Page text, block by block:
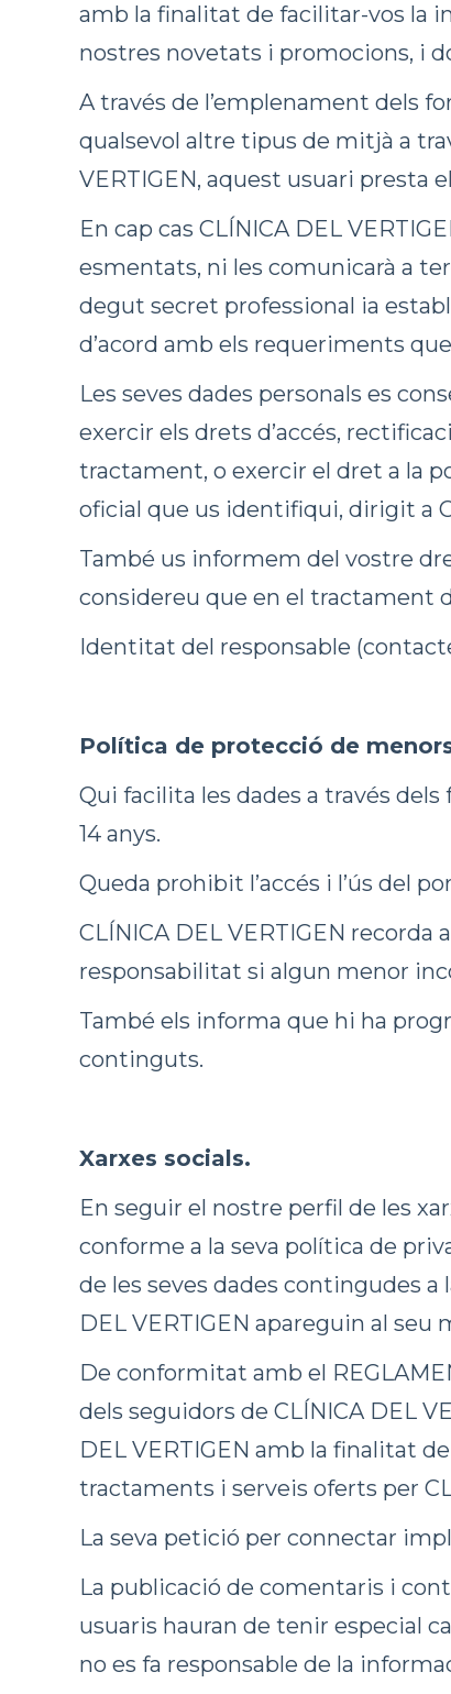
amb la finalitat de facilitar-vos la
nostres novetats i promocions, i
A través de l’emplenament dels
qualsevol altre tipus de mitjà a
VERTIGEN, aquest usuari presta
En cap cas CLÍNICA DEL
esmentats, ni les comunicarà a
degut secret professional ia
d’acord amb els requeriments
Les seves dades personals es
exercir els drets d’accés,
tractament, o exercir el dret a la
oficial que us identifiqui, dirigit a
També us informem del vostre
considereu que en el tractament
Identitat del responsable
Política de protecció de
Qui facilita les dades a través
14 anys.
Queda prohibit l’accés i l’ús del
CLÍNICA DEL VERTIGEN recorda
responsabilitat si algun menor
També els informa que hi ha
continguts.
Xarxes socials.
En seguir el nostre perfil de les
conforme a la seva política de
de les seves dades contingudes
DEL VERTIGEN apareguin al seu
De conformitat amb el
dels seguidors de CLÍNICA DEL
DEL VERTIGEN amb la finalitat
tractaments i serveis oferts per
La seva petició per connectar
La publicació de comentaris i
usuaris hauran de tenir especial
no es fa responsable de la